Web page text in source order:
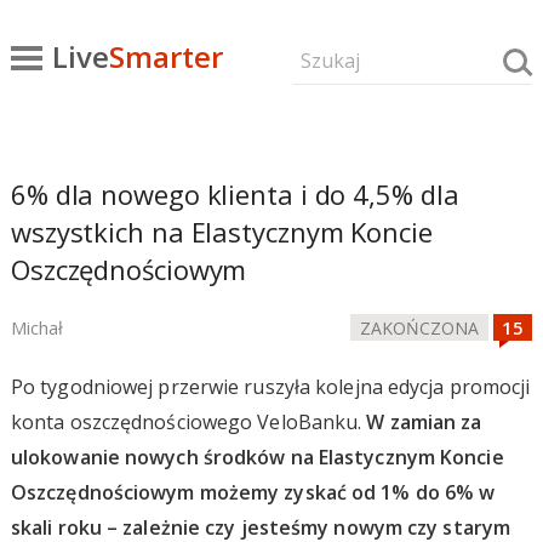
LiveSmarter
6% dla nowego klienta i do 4,5% dla
wszystkich na Elastycznym Koncie
Oszczędnościowym
Michał ZAKOŃCZONA
Po tygodniowej przerwie ruszyła kolejna edycja promocji
konta oszczędnościowego VeloBanku.W zamian za
ulokowanie nowych środków na Elastycznym Koncie
Oszczędnościowym możemy zyskać od 1% do 6% w
skali roku – zależnie czy jesteśmy nowym czy starym